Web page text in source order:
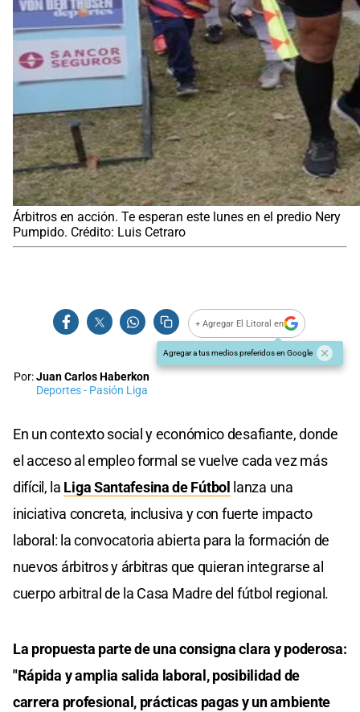
Árbitros en acción. Te esperan este lunes en el predio Nery
Pumpido. Crédito: Luis Cetraro
+ Agregar El Litoral en
Agregar a tus medios preferidos en Google
Por:Juan Carlos Haberkon
Deportes - Pasión Liga
En un contexto social y económico desafiante, donde
el acceso al empleo formal se vuelve cada vez más
difícil, la Liga Santafesina de Fútbol
lanza una
iniciativa concreta, inclusiva y con fuerte impacto
laboral: la convocatoria abierta para la formación de
nuevos árbitros y árbitras que quieran integrarse al
cuerpo arbitral de la Casa Madre del fútbol regional.
La propuesta parte de una consigna clara y poderosa:
"Rápida y amplia salida laboral, posibilidad de
carrera profesional, prácticas pagas y un ambiente